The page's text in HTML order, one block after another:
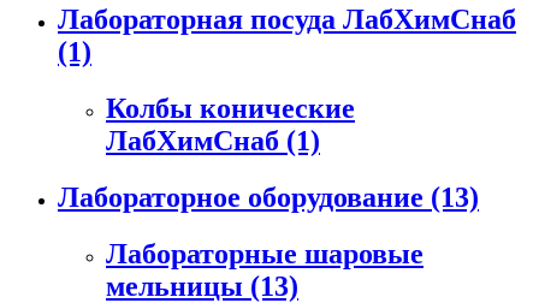
Лабораторная посуда ЛабХимСнаб
(1)
Колбы конические
ЛабХимСнаб (1)
Лабораторное оборудование (13)
Лабораторные шаровые
мельницы (13)